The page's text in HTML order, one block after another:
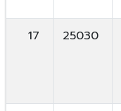
17 25030